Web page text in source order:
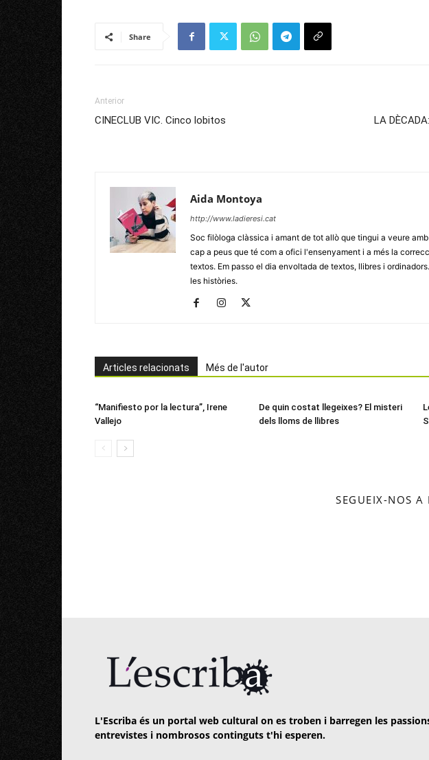
Share
Anterior
CINECLUB VIC. Cinco lobitos
LA
Aida Montoya
http://www.ladieresi.cat
Soc filòloga clàssica i amant de tot allò que tingui a veure
cap a peus que té com a ofici l'ensenyament i a més la
textos. Em passo el dia envoltada de textos, llibres i
les històries.
Articles relacionats Més de l'autor
“Manifiesto por la lectura”, Irene
Vallejo
De quin costat llegeixes? El misteri
dels lloms de llibres
SEGUEIX-NOS A
L'Escriba és un portal web cultural on es troben i barregen les
entrevistes i nombrosos continguts t'hi esperen.